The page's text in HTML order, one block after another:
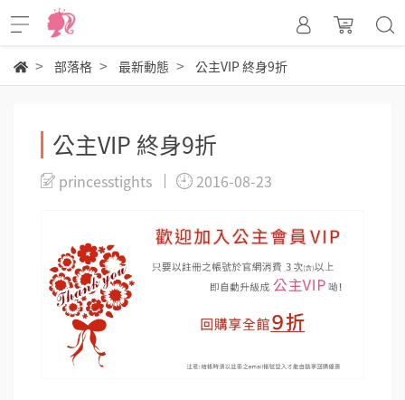
部落格 最新動態 公主VIP 終身9折
公主VIP 終身9折
princesstights 2016-08-23